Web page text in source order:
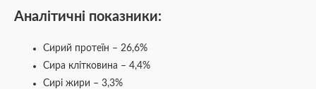
Аналітичні показники:
Сирий протеїн – 26,6%
Сира клітковина – 4,4%
Сирі жири – 3,3%